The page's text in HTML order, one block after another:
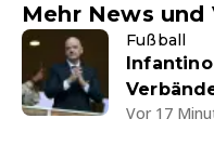
Mehr News und
Fußball
Vor 17